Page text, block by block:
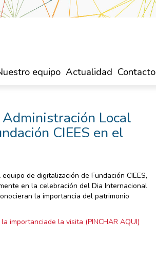
equipo Actualidad Contacto
Local
CIEES en el
de digitalización de Fundación CIEES,
en la celebración del Dia Internacional
la importancia del patrimonio
importanciade la visita (PINCHAR AQUI)